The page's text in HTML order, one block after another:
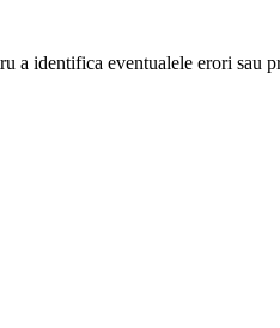
identifica eventualele erori sau